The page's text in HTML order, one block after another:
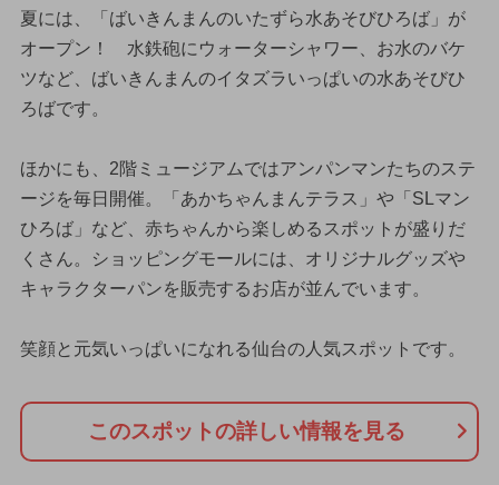
夏には、「ばいきんまんのいたずら水あそびひろば」が
オープン！ 水鉄砲にウォーターシャワー、お水のバケ
ツなど、ばいきんまんのイタズラいっぱいの水あそびひ
ろばです。
ほかにも、2階ミュージアムではアンパンマンたちのステ
ージを毎日開催。「あかちゃんまんテラス」や「SLマン
ひろば」など、赤ちゃんから楽しめるスポットが盛りだ
くさん。ショッピングモールには、オリジナルグッズや
キャラクターパンを販売するお店が並んでいます。
笑顔と元気いっぱいになれる仙台の人気スポットです。
このスポットの詳しい情報を見る